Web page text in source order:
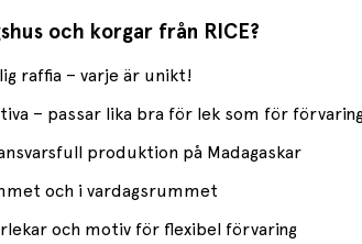
och korgar från RICE?
raffia – varje är unikt!
– passar lika bra för lek som för
produktion på Madagaskar
och i vardagsrummet
och motiv för flexibel förvaring